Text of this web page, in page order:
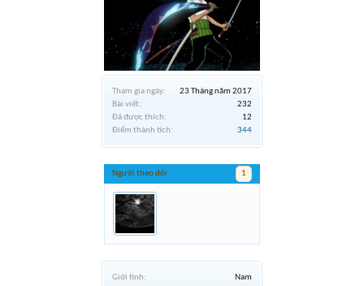
Tham gia ngày:
23 Tháng năm 2017
Bài viết:
232
Đã được thích:
12
Điểm thành tích:
344
Người theo dõi 1
Giới tính: Nam